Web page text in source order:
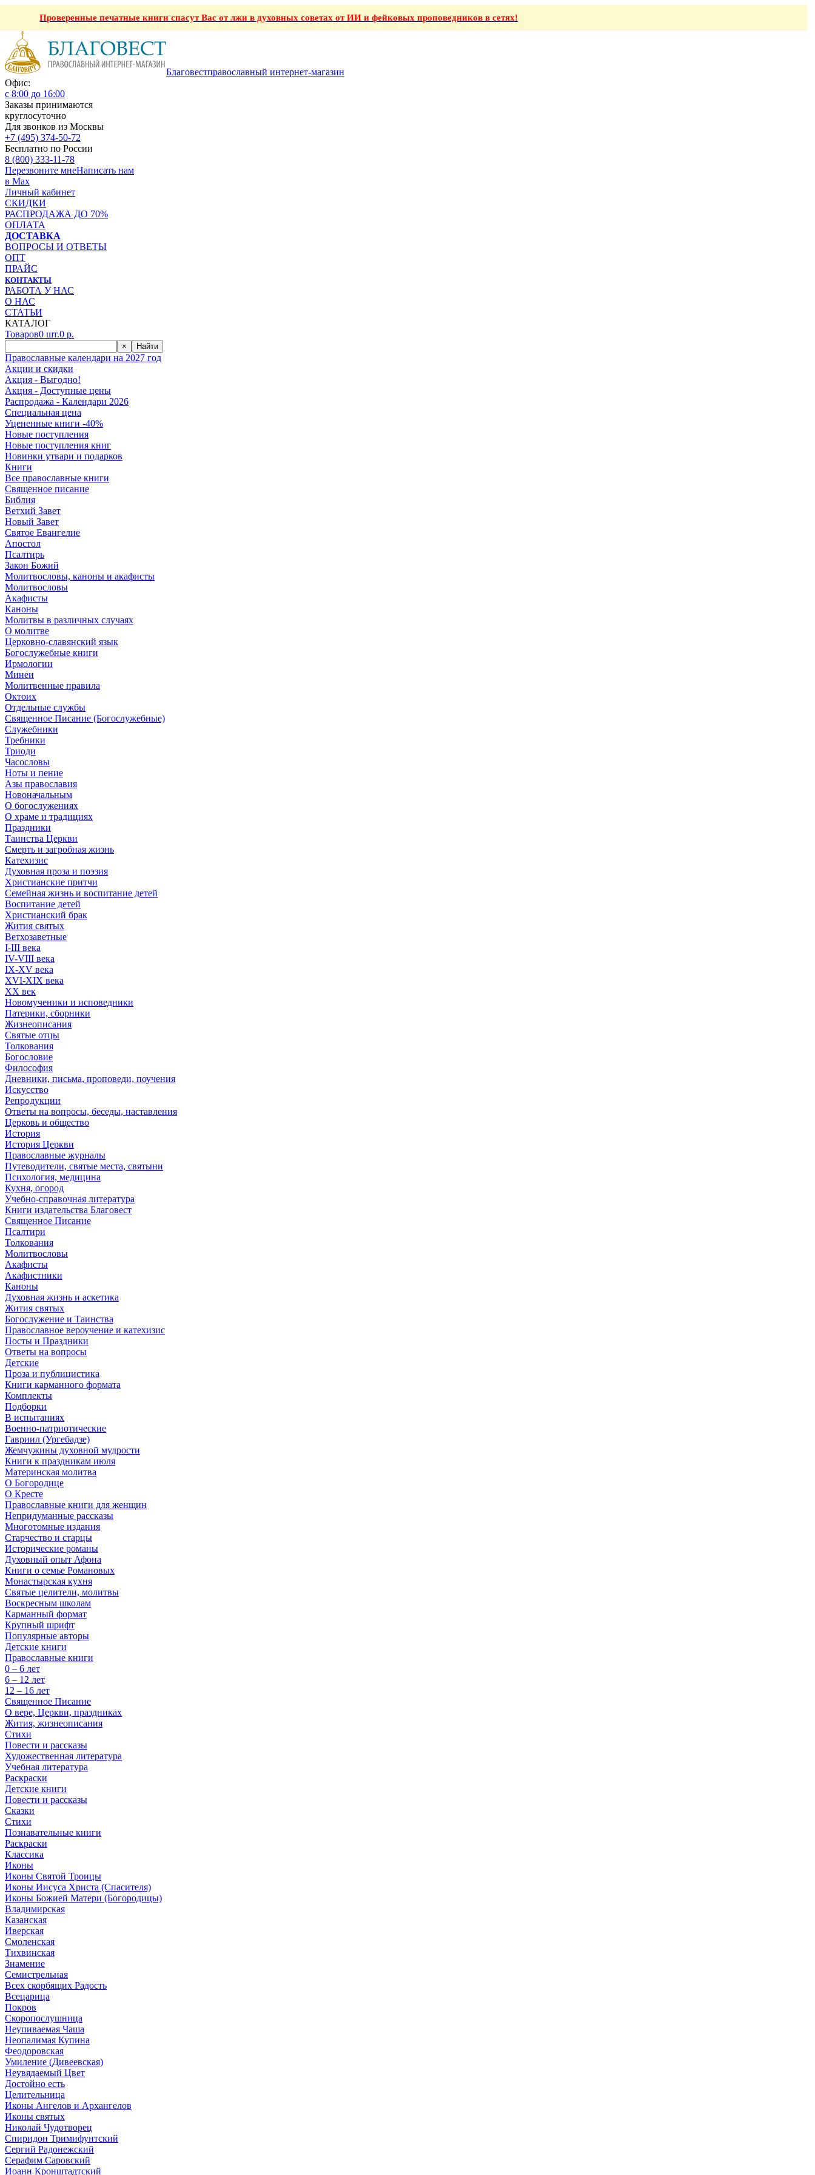
Проверенные печатные книги спасут Вас от лжи в духовных советах от ИИ и фейковых проповедников в сетях!
Благовестправославный интернет-магазин
Офис:
с 8:00 до 16:00
Заказы принимаются
круглосуточно
Для звонков из Москвы
+7 (495) 374-50-72
Бесплатно по России
8 (800) 333-11-78
Перезвоните мнеНаписать нам
в Max
Личный кабинет
СКИДКИ
РАСПРОДАЖА ДО 70%
ОПЛАТА
ДОСТАВКА
ВОПРОСЫ И ОТВЕТЫ
ОПТ
ПРАЙС
КОНТАКТЫ
РАБОТА У НАС
О НАС
СТАТЬИ
КАТАЛОГ
Товаров0 шт.0 р.
× Найти
Православные календари на 2027 год
Акции и скидки
Акция - Выгодно!
Акция - Доступные цены
Распродажа - Календари 2026
Специальная цена
Уцененные книги -40%
Новые поступления
Новые поступления книг
Новинки утвари и подарков
Книги
Все православные книги
Священное писание
Библия
Ветхий Завет
Новый Завет
Святое Евангелие
Апостол
Псалтирь
Закон Божий
Молитвословы, каноны и акафисты
Молитвословы
Акафисты
Каноны
Молитвы в различных случаях
О молитве
Церковно-славянский язык
Богослужебные книги
Ирмологии
Минеи
Молитвенные правила
Октоих
Отдельные службы
Священное Писание (Богослужебные)
Служебники
Требники
Триоди
Часословы
Ноты и пение
Азы православия
Новоначальным
О богослужениях
О храме и традициях
Праздники
Таинства Церкви
Смерть и загробная жизнь
Катехизис
Духовная проза и поэзия
Христианские притчи
Семейная жизнь и воспитание детей
Воспитание детей
Христианский брак
Жития святых
Ветхозаветные
I-III века
IV-VIII века
IX-XV века
XVI-XIX века
XX век
Новомученики и исповедники
Патерики, сборники
Жизнеописания
Святые отцы
Толкования
Богословие
Философия
Дневники, письма, проповеди, поучения
Искусство
Репродукции
Ответы на вопросы, беседы, наставления
Церковь и общество
История
История Церкви
Православные журналы
Путеводители, святые места, святыни
Психология, медицина
Кухня, огород
Учебно-справочная литература
Книги издательства Благовест
Священное Писание
Псалтири
Толкования
Молитвословы
Акафисты
Акафистники
Каноны
Духовная жизнь и аскетика
Жития святых
Богослужение и Таинства
Православное вероучение и катехизис
Посты и Праздники
Ответы на вопросы
Детские
Проза и публицистика
Книги карманного формата
Комплекты
Подборки
В испытаниях
Военно-патриотические
Гавриил (Ургебадзе)
Жемчужины духовной мудрости
Книги к праздникам июля
Материнская молитва
О Богородице
О Кресте
Православные книги для женщин
Непридуманные рассказы
Многотомные издания
Старчество и старцы
Исторические романы
Духовный опыт Афона
Книги о семье Романовых
Монастырская кухня
Святые целители, молитвы
Воскресным школам
Карманный формат
Крупный шрифт
Популярные авторы
Детские книги
Православные книги
0 – 6 лет
6 – 12 лет
12 – 16 лет
Священное Писание
О вере, Церкви, праздниках
Жития, жизнеописания
Стихи
Повести и рассказы
Художественная литература
Учебная литература
Раскраски
Детские книги
Повести и рассказы
Сказки
Стихи
Познавательные книги
Раскраски
Классика
Иконы
Иконы Святой Троицы
Иконы Иисуса Христа (Спасителя)
Иконы Божией Матери (Богородицы)
Владимирская
Казанская
Иверская
Смоленская
Тихвинская
Знамение
Семистрельная
Всех скорбящих Радость
Всецарица
Покров
Скоропослушница
Неупиваемая Чаша
Неопалимая Купина
Феодоровская
Умиление (Дивеевская)
Неувядаемый Цвет
Достойно есть
Целительница
Иконы Ангелов и Архангелов
Иконы святых
Николай Чудотворец
Спиридон Тримифунтский
Сергий Радонежский
Серафим Саровский
Иоанн Кронштадтский